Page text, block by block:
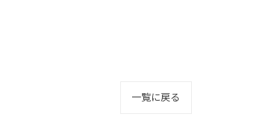
一覧に戻る